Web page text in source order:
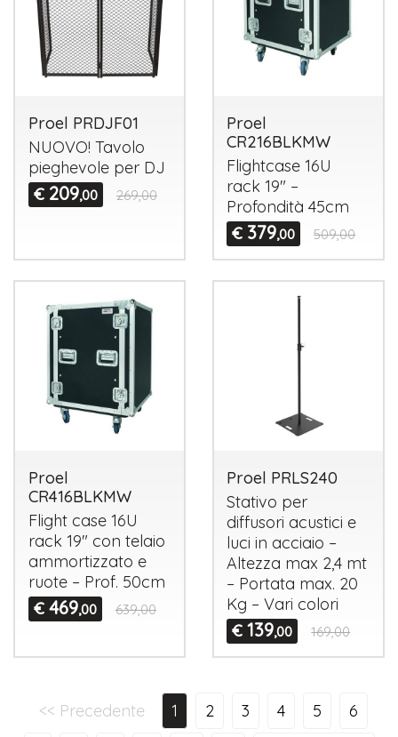
Proel PRDJF01
NUOVO! Tavolo
pieghevole per DJ
€ 209,00 269,00
Proel
CR216BLKMW
Flightcase 16U
rack 19" –
Profondità 45cm
€ 379,00 509,00
Proel
CR416BLKMW
Flight case 16U
rack 19" con telaio
ammortizzato e
ruote – Prof. 50cm
€ 469,00 639,00
Proel PRLS240
Stativo per
diffusori acustici e
luci in acciaio –
Altezza max 2,4 mt
– Portata max. 20
Kg – Vari colori
€ 139,00 169,00
<< Precedente 1 2 3 4 5 6